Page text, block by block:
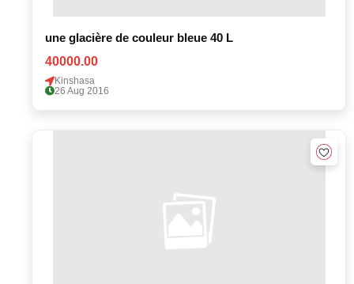
une glacière de couleur bleue 40 L
40000.00
Kinshasa
26 Aug 2016